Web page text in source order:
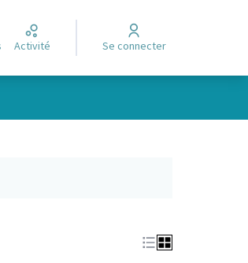
Activité Se connecter